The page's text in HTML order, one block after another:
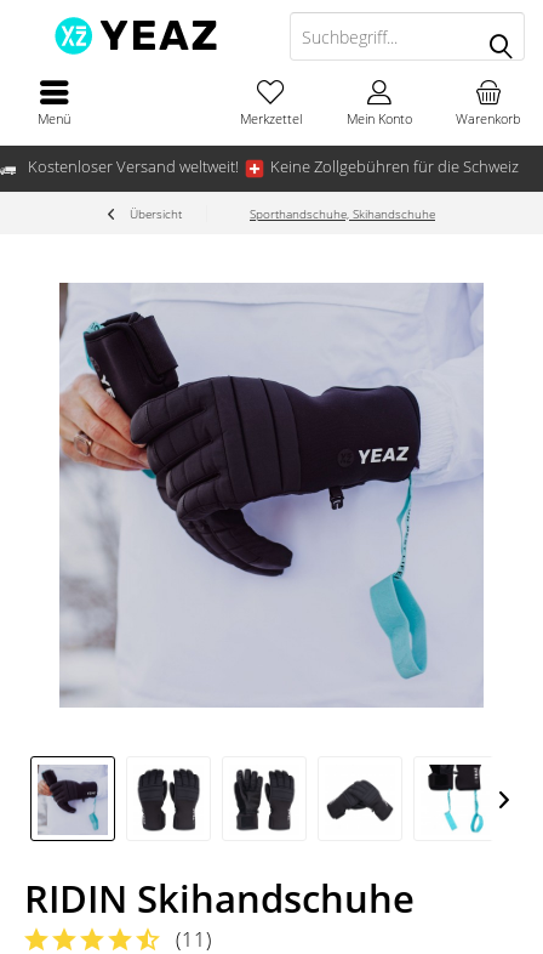
Kostenloser Versand weltweit! Keine Zollgebühren für die Schweiz
Menü Warenkorb
Merkzettel Mein Konto
Übersicht Sporthandschuhe, Skihandschuhe
RIDIN Skihandschuhe
(11)